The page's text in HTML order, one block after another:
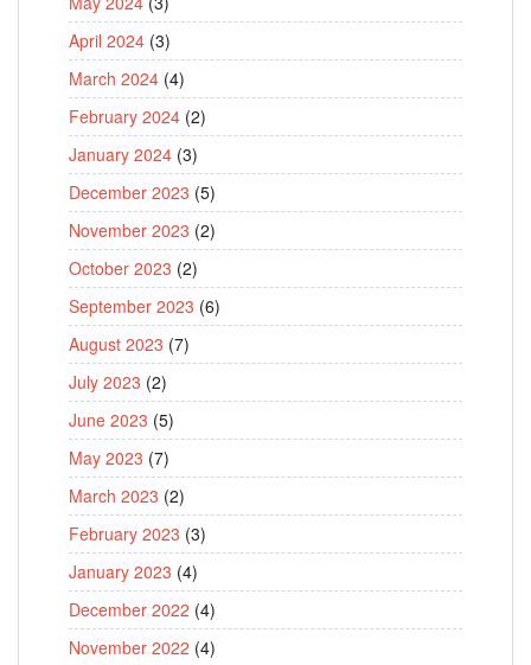
April 2024 (3)
March 2024 (4)
February 2024 (2)
January 2024 (3)
December 2023 (5)
November 2023 (2)
October 2023 (2)
September 2023 (6)
August 2023 (7)
July 2023 (2)
June 2023 (5)
May 2023 (7)
March 2023 (2)
February 2023 (3)
January 2023 (4)
December 2022 (4)
November 2022 (4)